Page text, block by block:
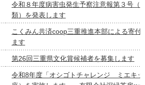
令和８年度病害虫発生予察注意報第３号（
類）を発表します
こくみん共済coop三重推進本部による寄付
ます
第26回三重県文化賞候補者を募集します
令和8年度「オシゴトチャレンジ ミエキッ